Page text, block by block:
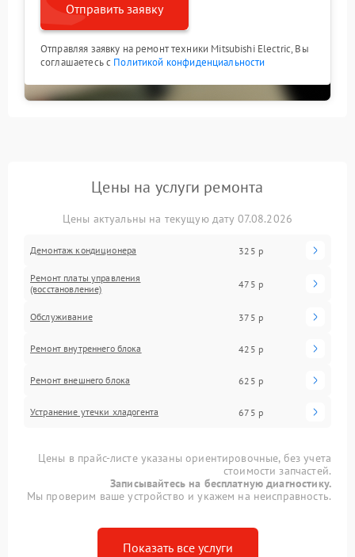
Отправить заявку
Отправляя заявку на ремонт техники Mitsubishi Electric, Вы
соглашаетесь с Политикой конфиденциальности
Цены на услуги ремонта
Цены актуальны на текущую дату 07.08.2026
Демонтаж кондиционера 325 р
Ремонт платы управления
(восстановление)
475 р
Обслуживание 375 р
Ремонт внутреннего блока 425 р
Ремонт внешнего блока 625 р
Устранение утечки хладогента 675 р
Цены в прайс-листе указаны ориентировочные, без учета
стоимости запчастей.
Записывайтесь на бесплатную диагностику.
Мы проверим ваше устройство и укажем на неисправность.
Показать все услуги